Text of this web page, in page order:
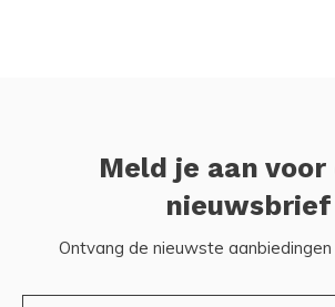
Meld je aan voor
nieuwsbrief
Ontvang de nieuwste